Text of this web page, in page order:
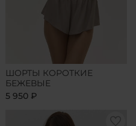
ШОРТЫ КОРОТКИЕ
БЕЖЕВЫЕ
5 950 ₽